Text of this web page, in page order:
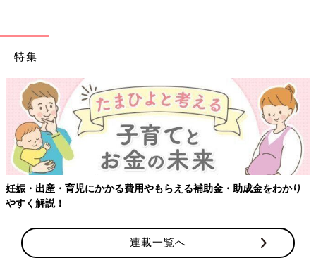
特集
【ワクチン接種できるものも】妊婦の感染症対策、知っておいて！
連載一覧へ